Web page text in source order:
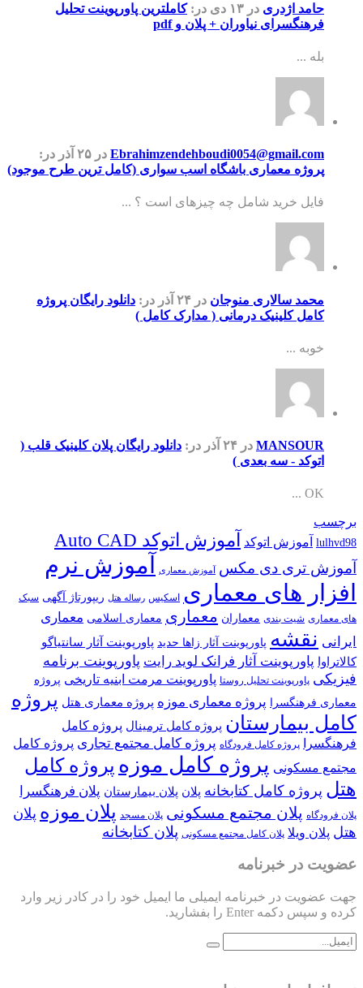
حامد اژدری در ۱۳ دی در:کاملترین پاورپوینت تحلیل
فرهنگسرای نیاوران + پلان و pdf
بله ...
Ebrahimzendehboudi0054@gmail.com در ۲۵ آذر
در:
پروژه معماری باشگاه اسب سواری (کامل ترین طرح موجود)
فایل خرید شامل چه چیزهای است ؟ ...
محمد سالاری منوجان در ۲۴ آذر در: دانلود رایگان پروژه
کامل کلینیک درمانی ( مدارک کامل )
خوبه ...
MANSOUR در ۲۴ آذر در: دانلود رایگان پلان کلینیک قلب (
اتوکد - سه بعدی )
OK ...
برچسب
lulhvd98 آموزش اتوکد آموزش اتوکد Auto CAD
آموزش تری دی مکس آموزش معماری
آموزش نرم
افزار های معماری اسکیس رساله هتل ریپورتاژ آگهی سبک
های معماری شیت بندی معماران معماری معماری اسلامی معماری
ایرانی نقشه پاورپوینت آثار زاها حدید پاورپوینت آثار سانتیاگو
کالاتراوا پاورپوینت آثار فرانک لوید رایت پاورپوینت برنامه
فیزیکی پاورپوینت تحلیل روستا پاورپوینت مرمت ابنیه تاریخی پروژه
معماری فرهنگسرا پروژه معماری موزه پروژه معماری هتل پروژه
کامل بیمارستان پروژه کامل ترمینال پروژه کامل
فرهنگسرا
پروژه کامل فرودگاه پروژه کامل مجتمع تجاری پروژه کامل
مجتمع مسکونی پروژه کامل موزه پروژه کامل
هتل پروژه کامل کتابخانه پلان پلان بیمارستان پلان فرهنگسرا
پلان فرودگاه پلان مجتمع مسکونی پلان مسجد پلان موزه پلان
هتل پلان ویلا پلان کامل مجتمع مسکونی پلان کتابخانه
عضویت در خبرنامه
جهت عضویت در خبرنامه ایمیلی ما ایمیل خود را در کادر زیر وارد
کرده و سپس دکمه Enter را بفشارید.